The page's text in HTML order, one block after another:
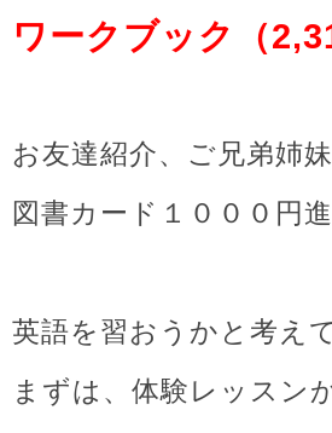
ワークブック（
お友達紹介、ご兄弟姉
図書カード１０００円進
英語を習おうかと考え
まずは、体験レッスン